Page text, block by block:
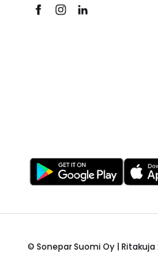
© Sonepar Suomi Oy | Ritakuja